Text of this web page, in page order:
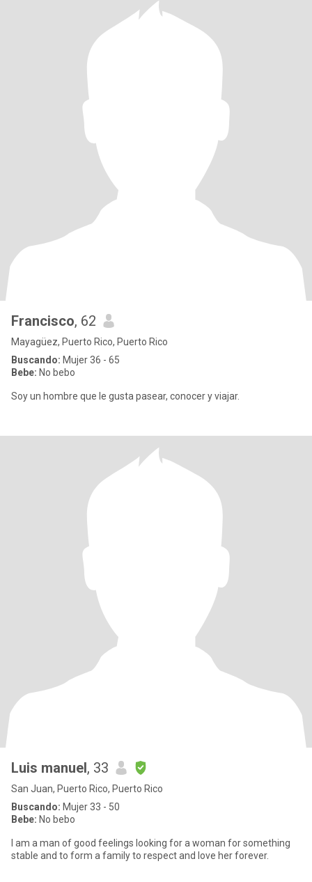
Francisco, 62
Mayagüez, Puerto Rico, Puerto Rico
Buscando: Mujer 36 - 65
Bebe: No bebo
Soy un hombre que le gusta pasear, conocer y viajar.
Luis manuel, 33
San Juan, Puerto Rico, Puerto Rico
Buscando: Mujer 33 - 50
Bebe: No bebo
I am a man of good feelings looking for a woman for something
stable and to form a family to respect and love her forever.